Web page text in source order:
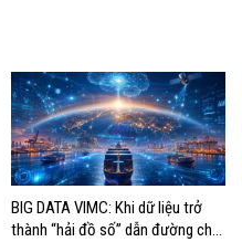
BIG DATA VIMC: Khi dữ liệu trở
thành “hải đồ số” dẫn đường cho